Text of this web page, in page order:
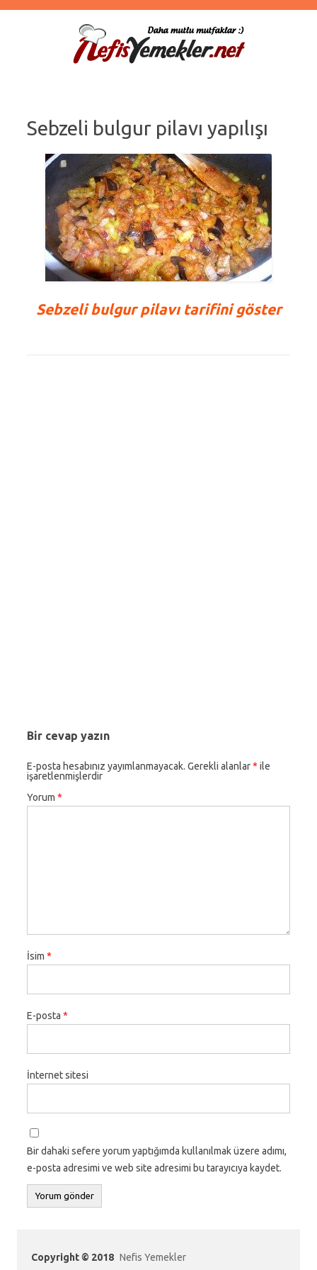
Sebzeli bulgur pilavı yapılışı
Sebzeli bulgur pilavı tarifini göster
Bir cevap yazın
E-posta hesabınız yayımlanmayacak. Gerekli alanlar* ile
işaretlenmişlerdir
Yorum *
İsim *
E-posta *
İnternet sitesi
Bir dahaki sefere yorum yaptığımda kullanılmak üzere adımı,
e-posta adresimi ve web site adresimi bu tarayıcıya kaydet.
Copyright © 2018 Nefis Yemekler